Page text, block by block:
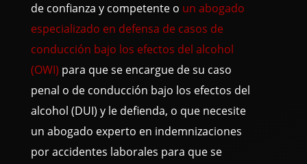
de confianza y competente o un abogado
especializado en defensa de casos de
conducción bajo los efectos del alcohol
(OWI) para que se encargue de su caso
penal o de conducción bajo los efectos del
alcohol (DUI) y le defienda, o que necesite
un abogado experto en indemnizaciones
por accidentes laborales para que se